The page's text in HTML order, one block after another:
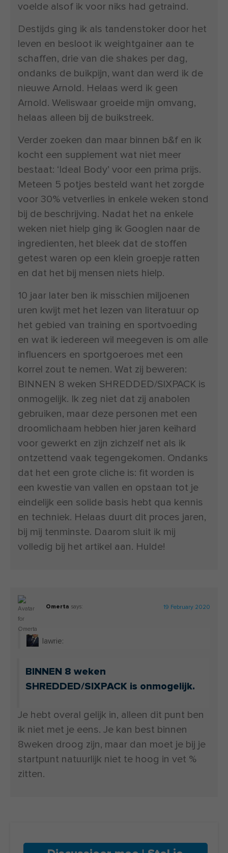
voelde alsof ik voor niks had getraind.
Destijds ging ik als tandenstoker door het
leven en besloot ik weightgainer aan te
schaffen, drie van die shakes per dag,
ondanks de buikpijn, want dan werd ik de
nieuwe Arnold. Helaas werd ik geen
Arnold. Weliswaar groeide mijn omvang,
helaas alleen bij de buikstreek.
Verder zoeken dan maar binnen b&f en ik
kocht een supplement wat niet meer
bestaat: ‘Ideal Body’ voor een prima prijs.
Meteen 5 potjes besteld want het zorgde
voor 30% vetverlies in enkele weken stond
bij de beschrijving. Nadat het na enkele
weken niet hielp ging ik Googlen naar de
ingredienten, het bleek dat de stoffen
getest waren op een klein groepje ratten
en dat het bij mensen niets hielp.
10 jaar later ben ik misschien miljoenen
uren kwijt met het lezen van literatuur op
het gebied van training en sportvoeding
en wat ik iedereen wil meegeven is om alle
influencers en sportgoeroes met een
korrel zout te nemen. Wat zij beweren:
BINNEN 8 weken SHREDDED/SIXPACK is
onmogelijk. Ik zeg niet dat zij anabolen
gebruiken, maar deze personen met een
droomlichaam hebben hier jaren keihard
voor gewerkt en zijn zichzelf net als ik
ontzettend vaak tegengekomen. Ondanks
dat het een grote cliche is: fit worden is
een kwestie van vallen en opstaan tot je
eindelijk een solide basis hebt qua kennis
en techniek. Helaas duurt dit proces jaren,
bij mij tenminste. Daarom sluit ik mij
volledig bij het artikel aan. Hulde!
Omerta says: 19 February 2020
lawrie:
BINNEN 8 weken
SHREDDED/SIXPACK is onmogelijk.
Je hebt overal gelijk in, alleen dit punt ben
ik niet met je eens. Je kan best binnen
8weken droog zijn, maar dan moet je bij je
startpunt natuurlijk niet te hoog in vet %
zitten.